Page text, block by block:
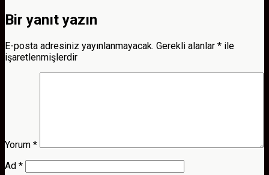
Bir yanıt yazın
E-posta adresiniz yayınlanmayacak. Gerekli alanlar * ile
işaretlenmişlerdir
Yorum *
Ad *